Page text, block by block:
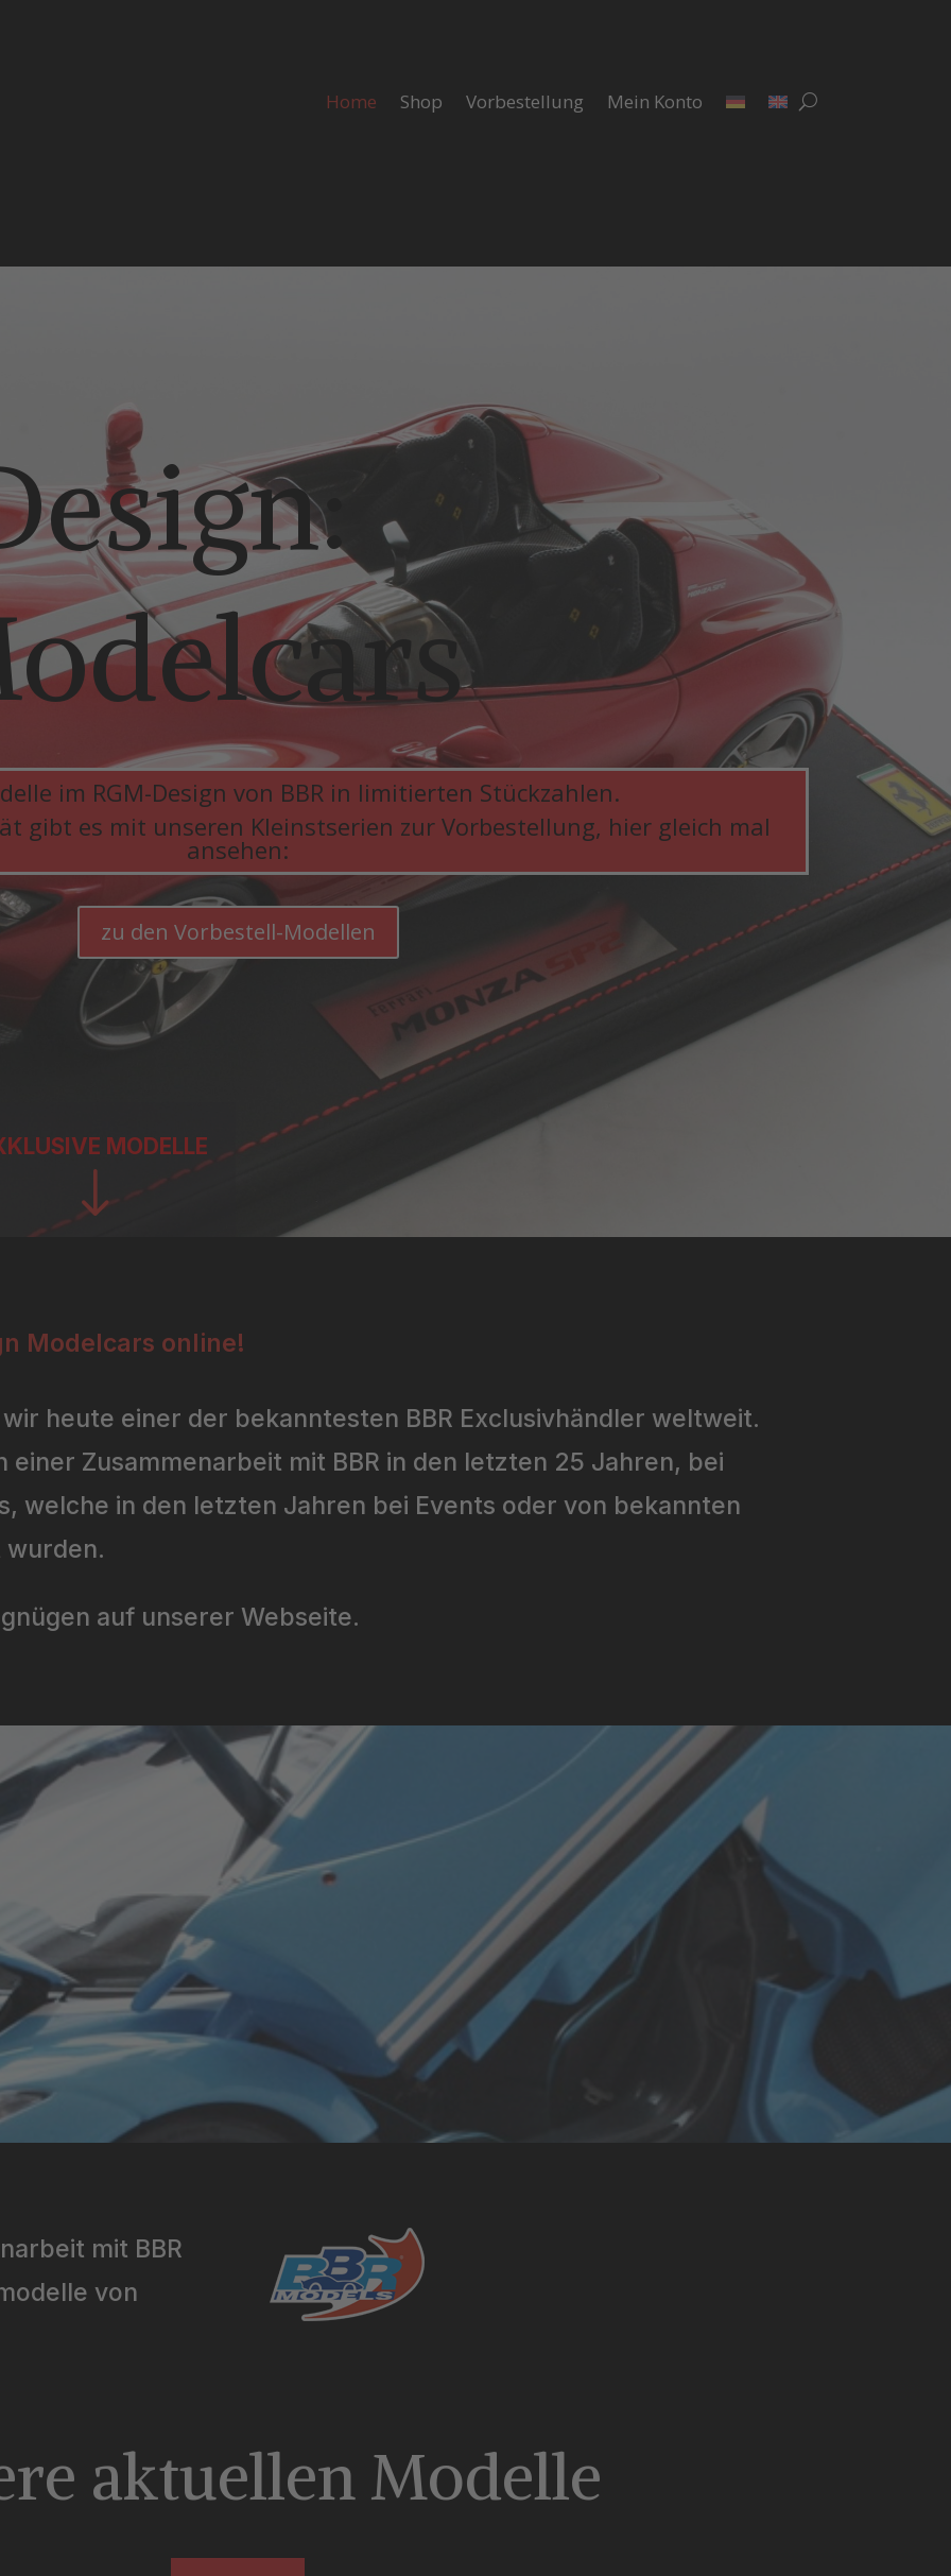
Home Shop Vorbestellung Mein Konto
im RGM-Design von BBR in limitierten Stückzahlen.
gibt es mit unseren Kleinstserien zur Vorbestellung, hier gleich mal
ansehen:
zu den Vorbestell-Modellen
MODELLE
"
Modelcars online!
heute einer der bekanntesten BBR Exclusivhändler weltweit.
einer Zusammenarbeit mit BBR in den letzten 25 Jahren, bei
welche in den letzten Jahren bei Events oder von bekannten
wurden.
auf unserer Webseite.
mit BBR
von
aktuellen Modelle